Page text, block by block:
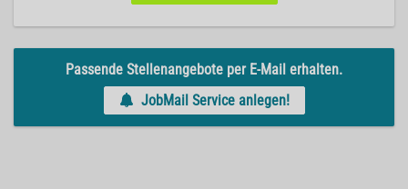
Passende Stellenangebote per E-Mail erhalten.
JobMail Service anlegen!